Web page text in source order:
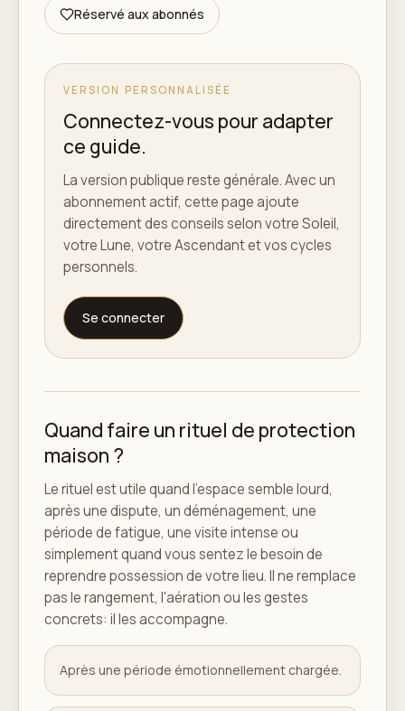
Réservé aux abonnés
VERSION PERSONNALISÉE
Connectez-vous pour adapter
ce guide.
La version publique reste générale. Avec un
abonnement actif, cette page ajoute
directement des conseils selon votre Soleil,
votre Lune, votre Ascendant et vos cycles
personnels.
Se connecter
Quand faire un rituel de protection
maison ?
Le rituel est utile quand l'espace semble lourd,
après une dispute, un déménagement, une
période de fatigue, une visite intense ou
simplement quand vous sentez le besoin de
reprendre possession de votre lieu. Il ne remplace
pas le rangement, l'aération ou les gestes
concrets: il les accompagne.
Après une période émotionnellement chargée.